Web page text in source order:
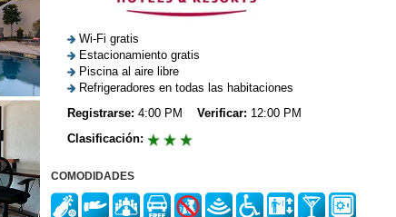
Wi-Fi gratis
Estacionamiento gratis
Piscina al aire libre
Refrigeradores en todas las habitaciones
Registrarse: 4:00 PM Verificar: 12:00 PM
Clasificación:
COMODIDADES